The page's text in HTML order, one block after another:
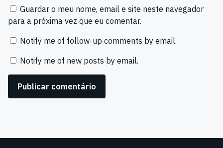
Guardar o meu nome, email e site neste navegador
para a próxima vez que eu comentar.
Notify me of follow-up comments by email.
Notify me of new posts by email.